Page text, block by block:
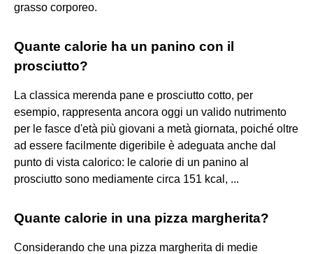
grasso corporeo.
Quante calorie ha un panino con il
prosciutto?
La classica merenda pane e prosciutto cotto, per
esempio, rappresenta ancora oggi un valido nutrimento
per le fasce d'età più giovani a metà giornata, poiché oltre
ad essere facilmente digeribile è adeguata anche dal
punto di vista calorico: le calorie di un panino al
prosciutto sono mediamente circa 151 kcal, ...
Quante calorie in una pizza margherita?
Considerando che una pizza margherita di medie